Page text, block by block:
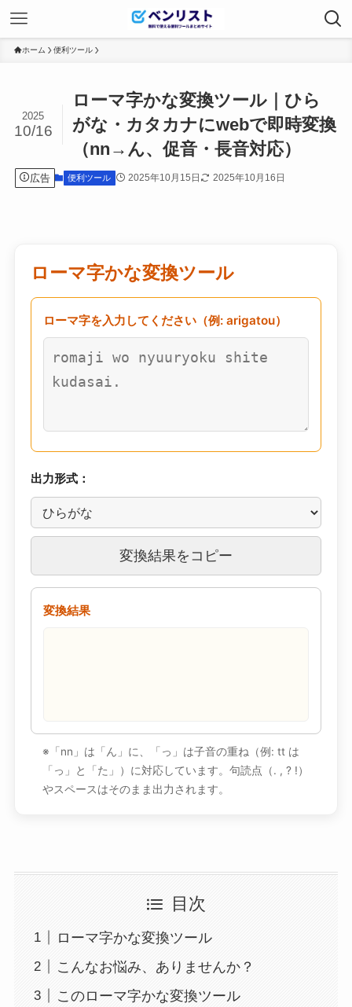
ホーム 便利ツール
ローマ字かな変換ツール｜ひら
がな・カタカナにwebで即時変換
（nn→ん、促音・長音対応）
2025
10/16
広告 便利ツール 2025年10月15日 2025年10月16日
ローマ字かな変換ツール
ローマ字を入力してください（例: arigatou）
出力形式：
変換結果をコピー
変換結果
※「nn」は「ん」に、「っ」は子音の重ね（例: tt は
「っ」と「た」）に対応しています。句読点（. , ? !）
やスペースはそのまま出力されます。
目次
ローマ字かな変換ツール
こんなお悩み、ありませんか？
このローマ字かな変換ツール